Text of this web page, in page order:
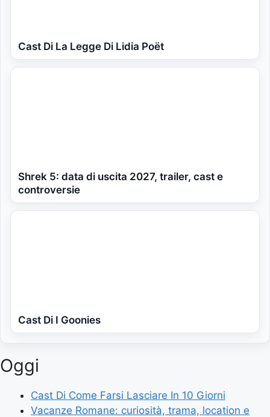
Cast Di La Legge Di Lidia Poët
Shrek 5: data di uscita 2027, trailer, cast e
controversie
Cast Di I Goonies
Oggi
Cast Di Come Farsi Lasciare In 10 Giorni
Vacanze Romane: curiosità, trama, location e